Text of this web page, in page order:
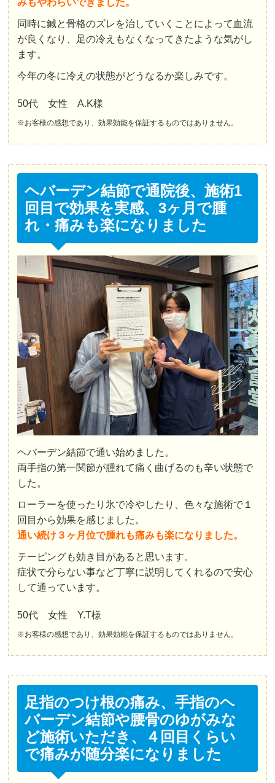
みもやわらいできました。
同時に鍼と骨格のズレを治していくことによって血流
が良くなり、足の冷えもなくなってきたような気がし
ます。
今年の冬に冷えの状態がどうなるか楽しみです。
50代 女性 A.K様
※お客様の感想であり、効果効能を保証するものではありません。
ヘバーデン結節で通院後、施術1
回目で効果を実感、3ヶ月で腫
れ・痛みも楽になりました
ヘバーデン結節で通い始めました。
両手指の第一関節が腫れて痛く曲げるのも辛い状態で
した。
ローラーを使ったり氷で冷やしたり、色々な施術で１
回目から効果を感じました。
通い続け３ヶ月位で腫れも痛みも楽になりました。
テーピングも効き目があると思います。
症状で分らない事など丁寧に説明してくれるので安心
して通っています。
50代 女性 Y.T様
※お客様の感想であり、効果効能を保証するものではありません。
足指のつけ根の痛み、手指のヘ
バーデン結節や腰骨のゆがみな
ど施術いただき、４回目くらい
で痛みが随分楽になりました